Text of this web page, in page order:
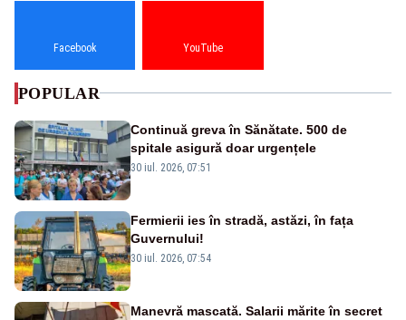
Facebook YouTube
POPULAR
Continuă greva în Sănătate. 500 de
spitale asigură doar urgențele
30 iul. 2026, 07:51
Fermierii ies în stradă, astăzi, în fața
Guvernului!
30 iul. 2026, 07:54
Manevră mascată. Salarii mărite în secret